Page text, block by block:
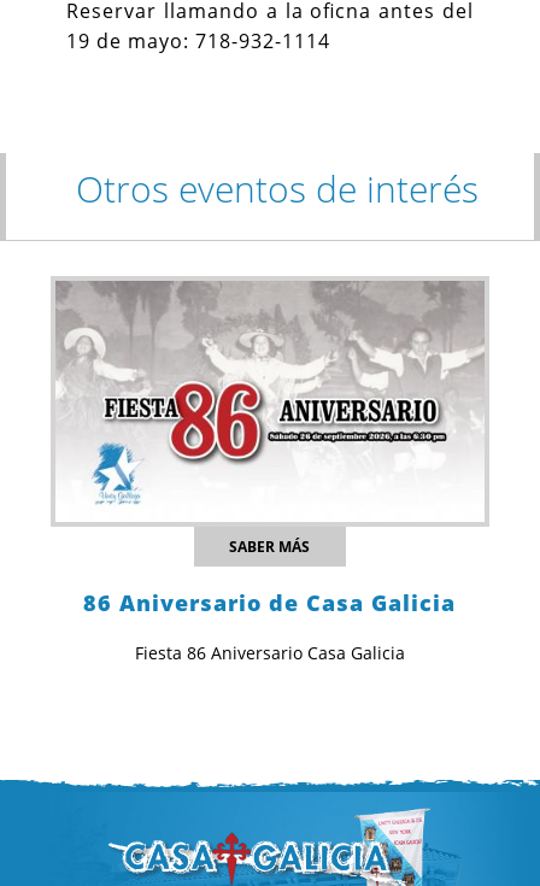
Reservar llamando a la oficna antes del
19 de mayo: 718-932-1114
Otros eventos de interés
SABER MÁS
86 Aniversario de Casa Galicia
Fiesta 86 Aniversario Casa Galicia